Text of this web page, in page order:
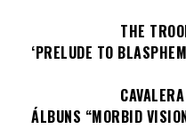
THE
‘PRELUDE TO
ÁLBUNS “MORBID